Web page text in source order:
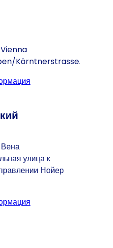
Kärntnerstrasse.
Вена
улица к
Нойер